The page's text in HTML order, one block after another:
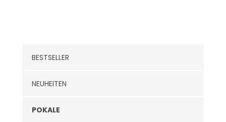
BESTSELLER
NEUHEITEN
POKALE